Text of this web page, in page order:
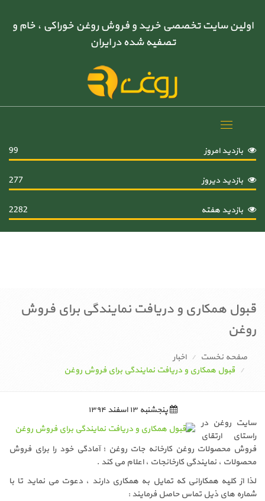
اولین سایت تخصصی خرید و فروش روغن خوراکی ، خام و
تصفیه شده در ایران
Toggle
بازدید امروز
99
بازدید دیروز 277
بازدید هفته 2282
قبول همکاری و دریافت نمایندگی برای فروش
روغن
صفحه نخست
اخبار
قبول همکاری و دریافت نمایندگی برای فروش روغن
پنجشنبه ۱۳ اسفند ۱۳۹۴
سایت روغن در
راستای ارتقای
فروش محصولات روغن کارخانه جات روغن ؛ آمادگی خود را برای فروش
محصولات ، نمایندگی کارخانجات ، اعلام می کند .
لذا از کلیه همکارانی که تمایل به همکاری دارند ، دعوت می نماید تا با
شماره های ذیل تماس حاصل فرمایند :